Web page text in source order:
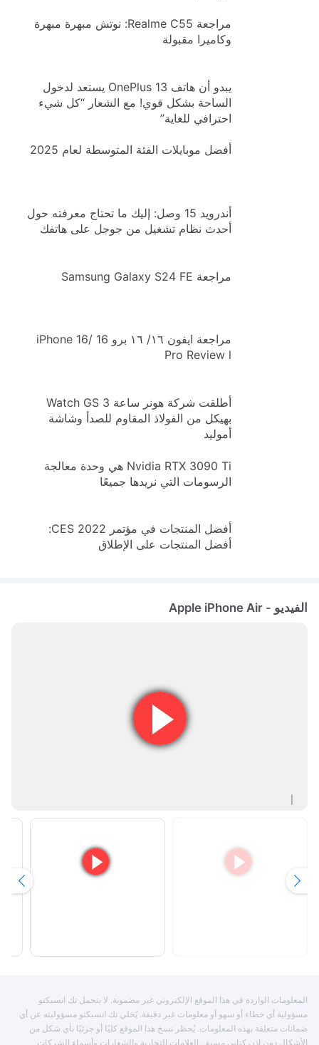
مراجعة Realme C55: نوتش مبهرة مبهرة
وكاميرا مقبولة
يبدو أن هاتف OnePlus 13 يستعد لدخول
الساحة بشكل قوي! مع الشعار “كل شيء
احترافي للغاية”
أفضل موبايلات الفئة المتوسطة لعام 2025
أندرويد 15 وصل: إليك ما تحتاج معرفته حول
أحدث نظام تشغيل من جوجل على هاتفك
مراجعة Samsung Galaxy S24 FE
مراجعة ايفون ١٦/ ١٦ برو iPhone 16/ 16
Pro Review l
أطلقت شركة هونر ساعة Watch GS 3
بهيكل من الفولاذ المقاوم للصدأ وشاشة
أموليد
Nvidia RTX 3090 Ti هي وحدة معالجة
الرسومات التي نريدها جميعًا
أفضل المنتجات في مؤتمر CES 2022:
أفضل المنتجات على الإطلاق
الفيديو - Apple iPhone Air
المعلومات الواردة في هذا الموقع الإلكتروني غير مضمونة. لا يتحمل تك انسبكتو
مسؤولية أي خطاء أو سهو أو معلومات غير دقيقة. يُخلي تك انسبكتو مسؤوليته عن أي
ضمانات متعلقة بهذه المعلومات. يُحظر نسخ هذا الموقع كليًا أو جزئيًا بأي شكل من
الأشكال دون إذن كتابي مسبق. العلامات التجارية والشعارات وأسماء الشركات